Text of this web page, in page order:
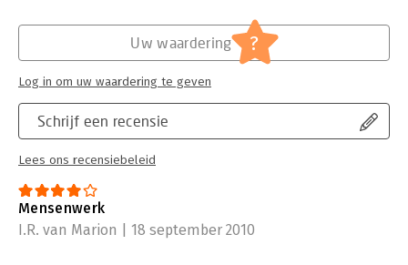
Schrijf een recensie
Lees ons recensiebeleid
Uw waardering ?
Log in om uw waardering te geven
Mensenwerk
I.R. van Marion | 18 september 2010